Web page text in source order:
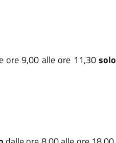
ore 9,00 alle ore 11,30solo